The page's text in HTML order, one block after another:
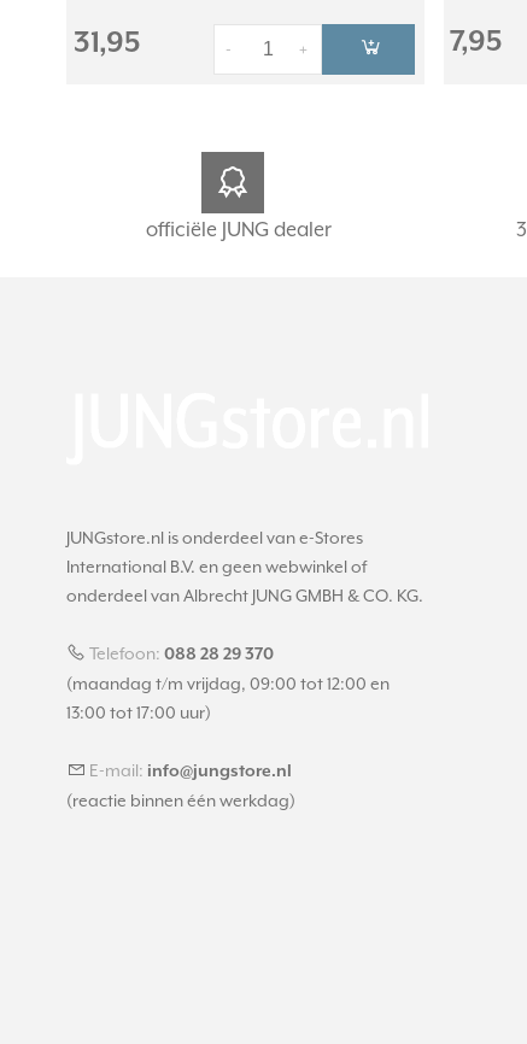
31,95 +
- 7,95
officiële JUNG dealer
JUNGstore.nl is onderdeel van e-Stores
International B.V. en geen webwinkel of
onderdeel van Albrecht JUNG GMBH & CO. KG.
Telefoon: 088 28 29 370
(maandag t/m vrijdag, 09:00 tot 12:00 en
13:00 tot 17:00 uur)
E-mail: info@jungstore.nl
(reactie binnen één werkdag)